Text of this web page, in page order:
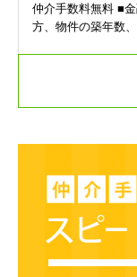
仲介手数料無料 ■
方、物件の築年数